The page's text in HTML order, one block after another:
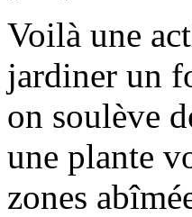
Voilà une
jardiner un
on soulève
une plante
zones